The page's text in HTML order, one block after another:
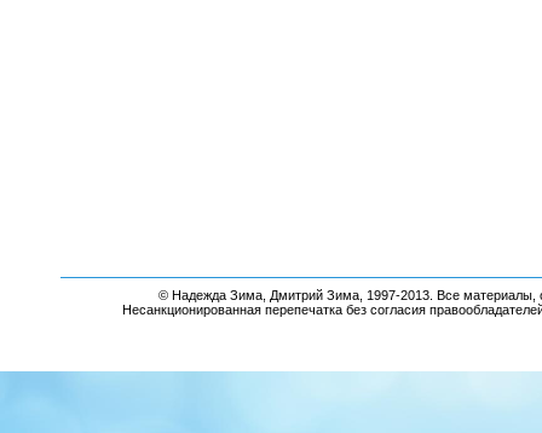
© Надежда Зима, Дмитрий Зима, 1997-2013. Все материалы,
Несанкционированная перепечатка без согласия